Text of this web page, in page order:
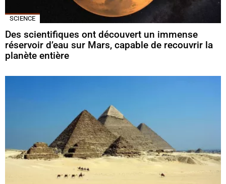
SCIENCE
Des scientifiques ont découvert un immense
réservoir d’eau sur Mars, capable de recouvrir la
planète entière